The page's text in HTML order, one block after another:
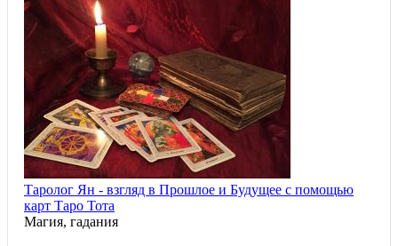
Таролог Ян - взгляд в Прошлое и Будущее с помощью
карт Таро Тота
Магия, гадания